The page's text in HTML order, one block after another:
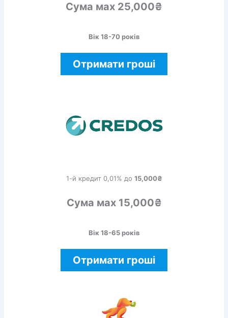
Сума мах 25,000₴
Вік 18-70 років
Отримати гроші
1-й кредит 0,01% до 15,000₴
Сума мах 15,000₴
Вік 18-65 років
Отримати гроші